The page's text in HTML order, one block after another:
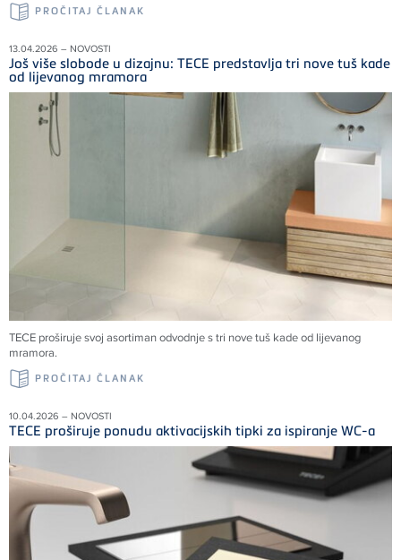
PROČITAJ ČLANAK
13.04.2026 – NOVOSTI
Još više slobode u dizajnu: TECE predstavlja tri nove tuš kade
od lijevanog mramora
TECE proširuje svoj asortiman odvodnje s tri nove tuš kade od lijevanog
mramora.
PROČITAJ ČLANAK
10.04.2026 – NOVOSTI
TECE proširuje ponudu aktivacijskih tipki za ispiranje WC-a